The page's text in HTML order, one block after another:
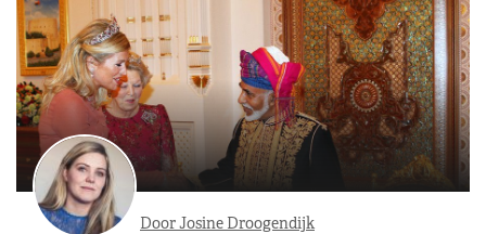
Door Josine Droogendijk